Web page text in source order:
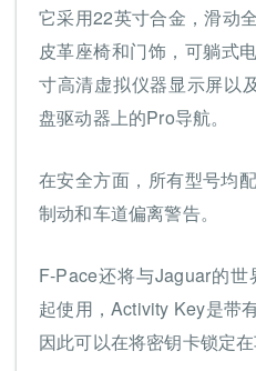
它采用22英寸合金，滑动
皮革座椅和门饰，可躺式
寸高清虚拟仪器显示屏以
盘驱动器上的Pro导航。
在安全方面，所有型号均
制动和车道偏离警告。
F-Pace还将与Jaguar的
起使用，Activity Key是带
因此可以在将密钥卡锁定在